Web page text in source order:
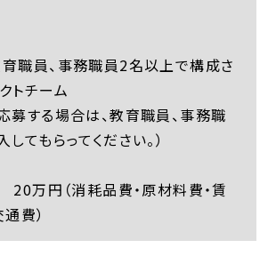
職員、事務職員2名以上で構成さ
トチーム
募する場合は、教育職員、事務職
てもらってください。）
万円（消耗品費・原材料費・賃
費）